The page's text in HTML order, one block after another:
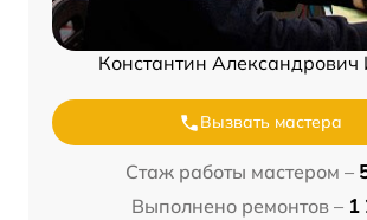
Константин Александрович
Вызвать мастера
Стаж работы мастером –
Выполнено ремонтов – 1